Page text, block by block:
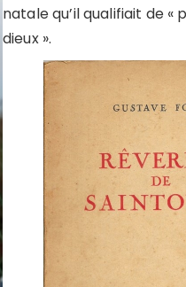
natale qu’il qualifiait de «
dieux ».